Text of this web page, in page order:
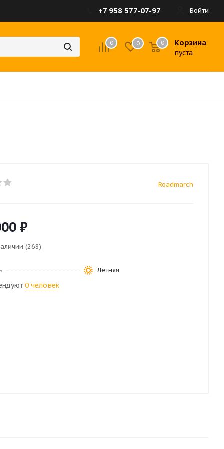
Войти
+7 958 577-07-97
0 0 Корзина
пуста
0
Roadmarch
₽
(268)
Летняя
0 человек